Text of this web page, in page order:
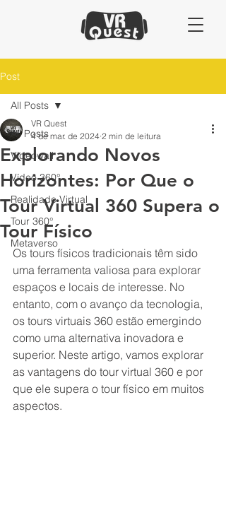
Post
All Posts
Videowall
Vídeo 360°
Realidade Virtual
Tour 360°
Metaverso
All Posts
Explorando Novos
Horizontes: Por Que o
Tour Virtual 360 Supera o
Tour Físico
VR Quest
4 de mar. de 2024 2 min de leitura
Os tours físicos tradicionais têm sido
uma ferramenta valiosa para explorar
espaços e locais de interesse. No
entanto, com o avanço da tecnologia,
os tours virtuais 360 estão emergindo
como uma alternativa inovadora e
superior. Neste artigo, vamos explorar
as vantagens do tour virtual 360 e por
que ele supera o tour físico em muitos
aspectos.